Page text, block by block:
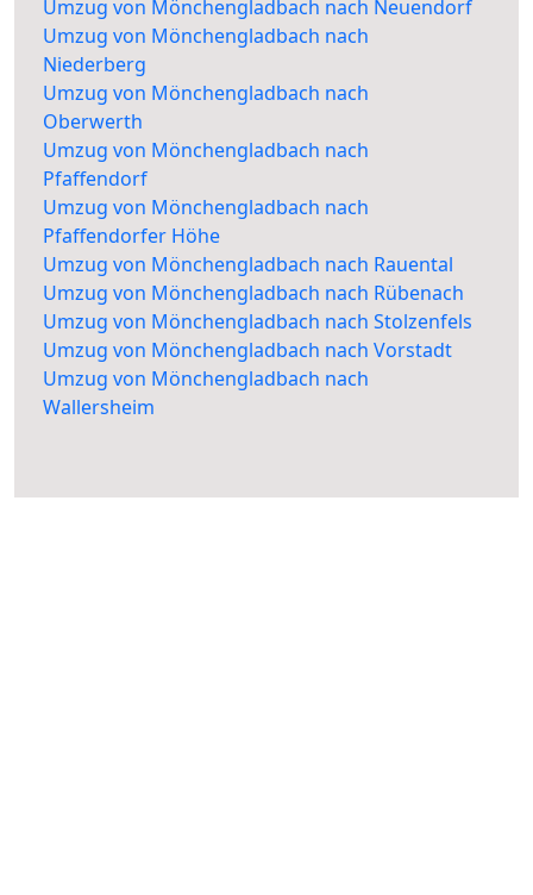
Umzug von Mönchengladbach nach Neuendorf
Umzug von Mönchengladbach nach
Niederberg
Umzug von Mönchengladbach nach
Oberwerth
Umzug von Mönchengladbach nach
Pfaffendorf
Umzug von Mönchengladbach nach
Pfaffendorfer Höhe
Umzug von Mönchengladbach nach Rauental
Umzug von Mönchengladbach nach Rübenach
Umzug von Mönchengladbach nach Stolzenfels
Umzug von Mönchengladbach nach Vorstadt
Umzug von Mönchengladbach nach
Wallersheim